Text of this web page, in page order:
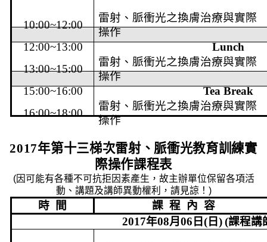
10:00~12:00
雷射、脈衝光之換膚治療與實際
操作
12:00~13:00
Lunch
13:00~15:00
雷射、脈衝光之換膚治療與實際
操作
15:00~16:00
Tea Break
16:00~18:00
雷射、脈衝光之換膚治療與實際
操作
2017年第十三梯次雷射、脈衝光教育訓練實
際操作課程表
(因可能有各種不可抗拒因素產生，故主辦單位保留各項活
動、講題及講師異動權利，請見諒！ )
時 間 課 程 內 容
2017年08月 06 日 (日 ) (課程講